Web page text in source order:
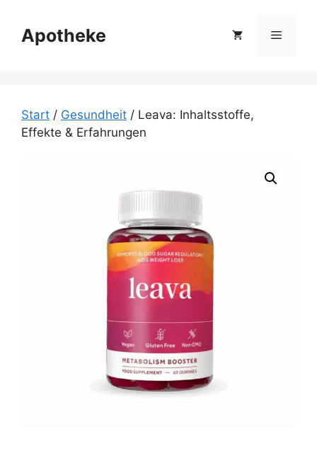
Inhalt
springen
Apotheke Menü
Start / Gesundheit / Leava: Inhaltsstoffe,
Effekte & Erfahrungen